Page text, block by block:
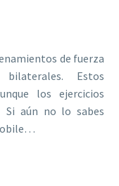
de fuerza
Estos
los ejercicios
aún no lo sabes